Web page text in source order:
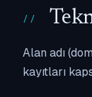
Alan adı
kayıtları